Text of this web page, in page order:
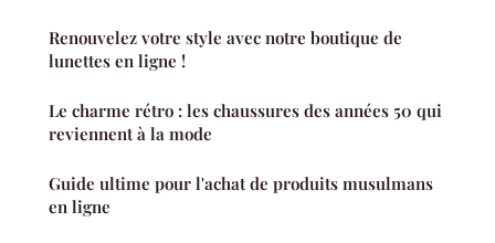
Renouvelez votre style avec notre boutique de
lunettes en ligne !
Le charme rétro : les chaussures des années 50 qui
reviennent à la mode
Guide ultime pour l'achat de produits musulmans
en ligne